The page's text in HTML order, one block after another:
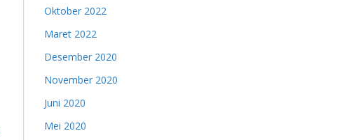
Oktober 2022
Maret 2022
Desember 2020
November 2020
Juni 2020
Mei 2020